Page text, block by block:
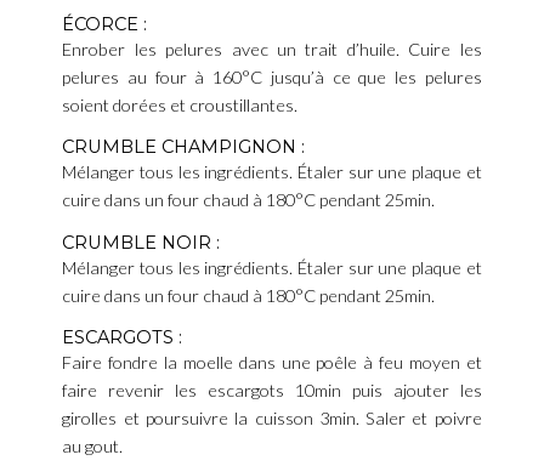
ÉCORCE :
Enrober les pelures avec un trait d’huile. Cuire les
pelures au four à 160°C jusqu’à ce que les pelures
soient dorées et croustillantes.
CRUMBLE CHAMPIGNON :
Mélanger tous les ingrédients. Étaler sur une plaque et
cuire dans un four chaud à 180°C pendant 25min.
CRUMBLE NOIR :
Mélanger tous les ingrédients. Étaler sur une plaque et
cuire dans un four chaud à 180°C pendant 25min.
ESCARGOTS :
Faire fondre la moelle dans une poêle à feu moyen et
faire revenir les escargots 10min puis ajouter les
girolles et poursuivre la cuisson 3min. Saler et poivre
au gout.